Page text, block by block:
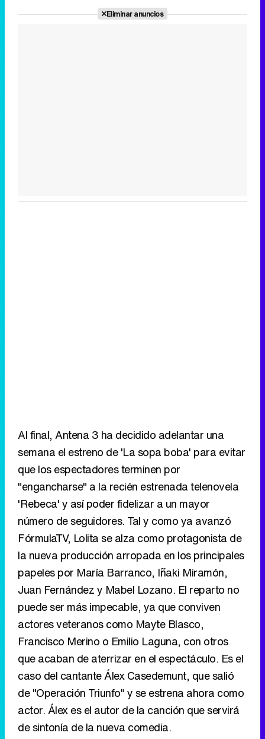
Eliminar anuncios
Al final, Antena 3 ha decidido adelantar una
semana el estreno de 'La sopa boba' para evitar
que los espectadores terminen por
"engancharse" a la recién estrenada telenovela
'Rebeca' y así poder fidelizar a un mayor
número de seguidores. Tal y como ya avanzó
FórmulaTV, Lolita se alza como protagonista de
la nueva producción arropada en los principales
papeles por María Barranco, Iñaki Miramón,
Juan Fernández y Mabel Lozano. El reparto no
puede ser más impecable, ya que conviven
actores veteranos como Mayte Blasco,
Francisco Merino o Emilio Laguna, con otros
que acaban de aterrizar en el espectáculo. Es el
caso del cantante Álex Casedemunt, que salió
de "Operación Triunfo" y se estrena ahora como
actor. Álex es el autor de la canción que servirá
de sintonía de la nueva comedia.